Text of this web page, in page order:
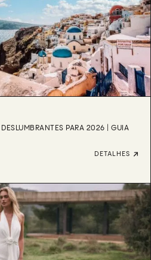
PARA 2026 | GUIA
DETALHES